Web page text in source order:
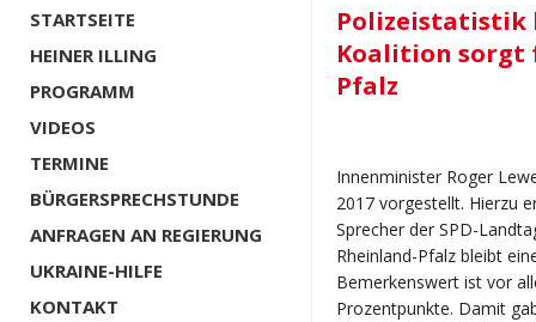
STARTSEITE
HEINER ILLING
PROGRAMM
VIDEOS
TERMINE
BÜRGERSPRECHSTUNDE
ANFRAGEN AN REGIERUNG
UKRAINE-HILFE
KONTAKT
Polizeistatistik
Koalition sorgt
Pfalz
Innenminister Roger
2017 vorgestellt. Hierzu
Sprecher der SPD-
Rheinland-Pfalz bleibt
Bemerkenswert ist vor
Prozentpunkte. Damit